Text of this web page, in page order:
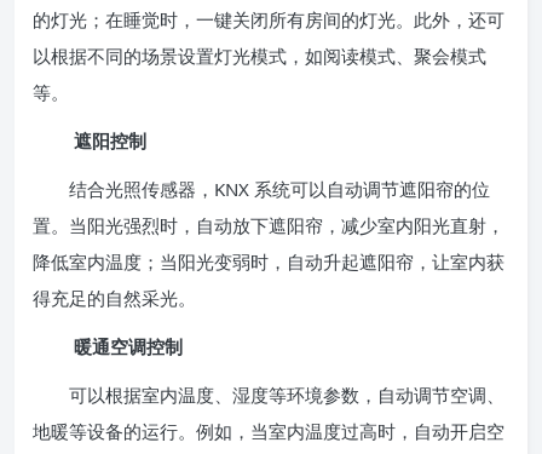
的灯光；在睡觉时，一键关闭所有房间的灯光。此外，还可
以根据不同的场景设置灯光模式，如阅读模式、聚会模式
等。
遮阳控制
结合光照传感器，KNX 系统可以自动调节遮阳帘的位
置。当阳光强烈时，自动放下遮阳帘，减少室内阳光直射，
降低室内温度；当阳光变弱时，自动升起遮阳帘，让室内获
得充足的自然采光。
暖通空调控制
可以根据室内温度、湿度等环境参数，自动调节空调、
地暖等设备的运行。例如，当室内温度过高时，自动开启空